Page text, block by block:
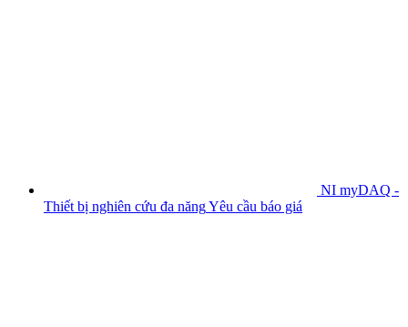
NI myDAQ -
Thiết bị nghiên cứu đa năngYêu cầu báo giá